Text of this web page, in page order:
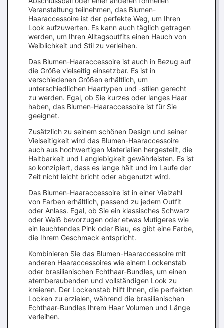
Veranstaltung teilnehmen, das Blumen-
Haaraccessoire ist der perfekte Weg, um Ihren
Look aufzuwerten. Es kann auch täglich getragen
werden, um Ihren Alltagsoutfits einen Hauch von
Weiblichkeit und Stil zu verleihen.
Das Blumen-Haaraccessoire ist auch in Bezug auf
die Größe vielseitig einsetzbar. Es ist in
verschiedenen Größen erhältlich, um
unterschiedlichen Haartypen und -stilen gerecht
zu werden. Egal, ob Sie kurzes oder langes Haar
haben, das Blumen-Haaraccessoire ist für Sie
geeignet.
Zusätzlich zu seinem schönen Design und seiner
Vielseitigkeit wird das Blumen-Haaraccessoire
auch aus hochwertigen Materialien hergestellt, die
Haltbarkeit und Langlebigkeit gewährleisten. Es ist
so konzipiert, dass es lange hält und im Laufe der
Zeit nicht leicht bricht oder abgenutzt wird.
Das Blumen-Haaraccessoire ist in einer Vielzahl
von Farben erhältlich, passend zu jedem Outfit
oder Anlass. Egal, ob Sie ein klassisches Schwarz
oder Weiß bevorzugen oder etwas Mutigeres wie
ein leuchtendes Pink oder Blau, es gibt eine Farbe,
die Ihrem Geschmack entspricht.
Kombinieren Sie das Blumen-Haaraccessoire mit
anderen Haaraccessoires wie einem Lockenstab
oder brasilianischen Echthaar-Bundles, um einen
atemberaubenden und vollständigen Look zu
kreieren. Der Lockenstab hilft Ihnen, die perfekten
Locken zu erzielen, während die brasilianischen
Echthaar-Bundles Ihrem Haar Volumen und Länge
verleihen.